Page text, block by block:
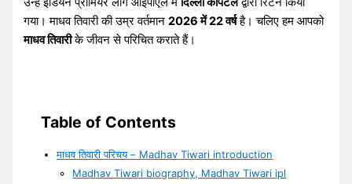
गया। माधव तिवारी की उम्र वर्तमान2026 में 22 वर्षहै। चलिए हम आपको
माधव तिवारीके जीवन से परिचित कराते हैं।
Table of Contents
माधव तिवारी परिचय – Madhav Tiwari introduction
Madhav Tiwari biography, Madhav Tiwari ipl